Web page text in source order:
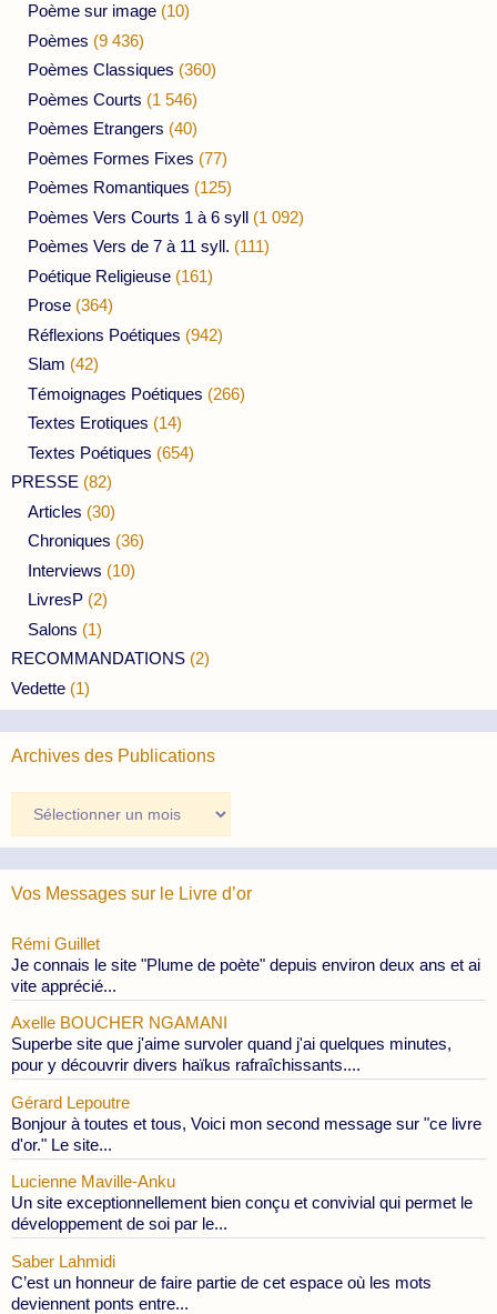
Poème sur image (10)
Poèmes (9 436)
Poèmes Classiques (360)
Poèmes Courts (1 546)
Poèmes Etrangers (40)
Poèmes Formes Fixes (77)
Poèmes Romantiques (125)
Poèmes Vers Courts 1 à 6 syll (1 092)
Poèmes Vers de 7 à 11 syll. (111)
Poétique Religieuse (161)
Prose (364)
Réflexions Poétiques (942)
Slam (42)
Témoignages Poétiques (266)
Textes Erotiques (14)
Textes Poétiques (654)
PRESSE (82)
Articles (30)
Chroniques (36)
Interviews (10)
LivresP (2)
Salons (1)
RECOMMANDATIONS (2)
Vedette (1)
Archives des Publications
des
Publications
Vos Messages sur le Livre d’or
Rémi Guillet
Je connais le site "Plume de poète" depuis environ deux ans et ai
vite apprécié...
Axelle BOUCHER NGAMANI
Superbe site que j'aime survoler quand j'ai quelques minutes,
pour y découvrir divers haïkus rafraîchissants....
Gérard Lepoutre
Bonjour à toutes et tous, Voici mon second message sur "ce livre
d'or." Le site...
Lucienne Maville-Anku
Un site exceptionnellement bien conçu et convivial qui permet le
développement de soi par le...
Saber Lahmidi
C’est un honneur de faire partie de cet espace où les mots
deviennent ponts entre...